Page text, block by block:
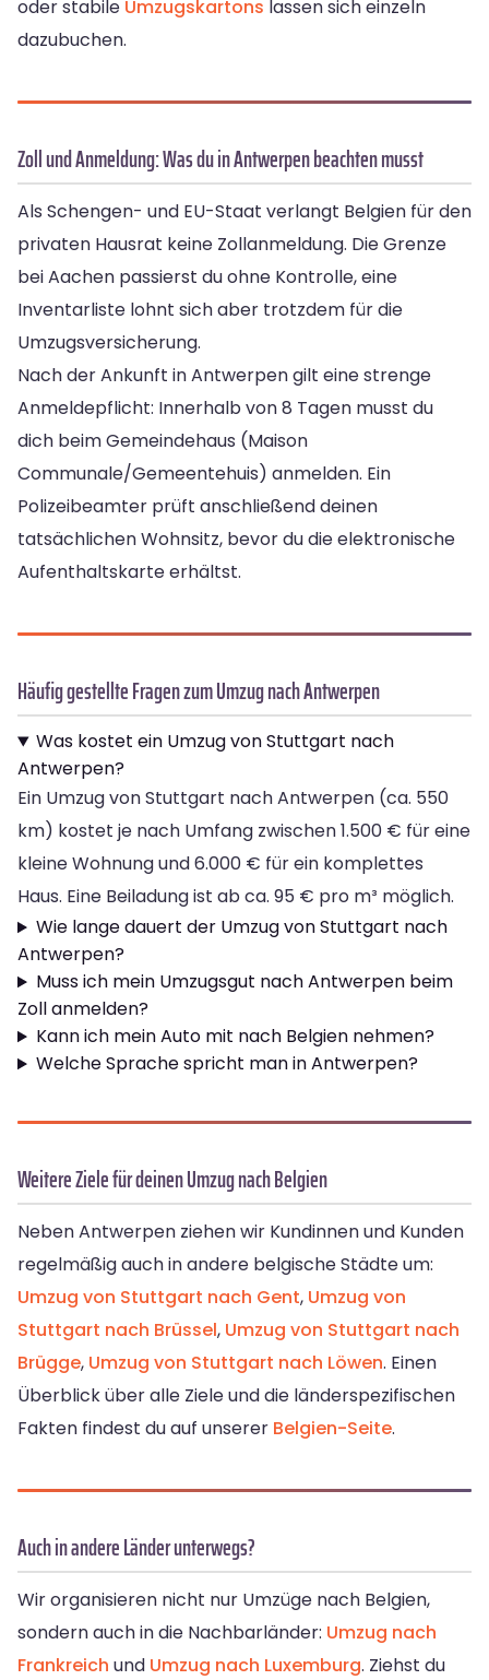
oder stabile Umzugskartons lassen sich einzeln
dazubuchen.
Zoll und Anmeldung: Was du in Antwerpen beachten musst
Als Schengen- und EU-Staat verlangt Belgien für den
privaten Hausrat keine Zollanmeldung. Die Grenze
bei Aachen passierst du ohne Kontrolle, eine
Inventarliste lohnt sich aber trotzdem für die
Umzugsversicherung.
Nach der Ankunft in Antwerpen gilt eine strenge
Anmeldepflicht: Innerhalb von 8 Tagen musst du
dich beim Gemeindehaus (Maison
Communale/Gemeentehuis) anmelden. Ein
Polizeibeamter prüft anschließend deinen
tatsächlichen Wohnsitz, bevor du die elektronische
Aufenthaltskarte erhältst.
Häufig gestellte Fragen zum Umzug nach Antwerpen
Was kostet ein Umzug von Stuttgart nach
Antwerpen?
Ein Umzug von Stuttgart nach Antwerpen (ca. 550
km) kostet je nach Umfang zwischen 1.500 € für eine
kleine Wohnung und 6.000 € für ein komplettes
Haus. Eine Beiladung ist ab ca. 95 € pro m³ möglich.
Wie lange dauert der Umzug von Stuttgart nach
Antwerpen?
Muss ich mein Umzugsgut nach Antwerpen beim
Zoll anmelden?
Kann ich mein Auto mit nach Belgien nehmen?
Welche Sprache spricht man in Antwerpen?
Weitere Ziele für deinen Umzug nach Belgien
Neben Antwerpen ziehen wir Kundinnen und Kunden
regelmäßig auch in andere belgische Städte um:
Umzug von Stuttgart nach Gent, Umzug von
Stuttgart nach Brüssel, Umzug von Stuttgart nach
Brügge, Umzug von Stuttgart nach Löwen. Einen
Überblick über alle Ziele und die länderspezifischen
Fakten findest du auf unserer Belgien-Seite.
Auch in andere Länder unterwegs?
Wir organisieren nicht nur Umzüge nach Belgien,
sondern auch in die Nachbarländer: Umzug nach
Frankreich und Umzug nach Luxemburg. Ziehst du